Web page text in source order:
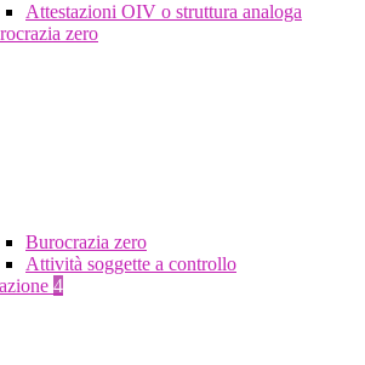
Attestazioni OIV o struttura analoga
zero
Burocrazia zero
Attività soggette a controllo
4